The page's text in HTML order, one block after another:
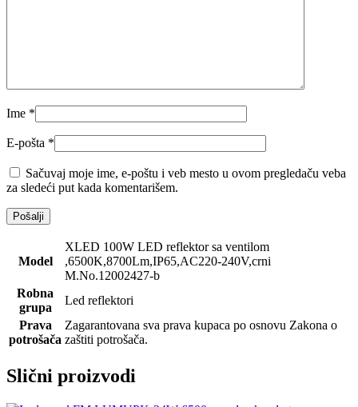
Ime *
E-pošta *
Sačuvaj moje ime, e-poštu i veb mesto u ovom pregledaču veba
za sledeći put kada komentarišem.
Model
XLED 100W LED reflektor sa ventilom
,6500K,8700Lm,IP65,AC220-240V,crni
M.No.12002427-b
Robna
grupa
Led reflektori
Prava
potrošača
Zagarantovana sva prava kupaca po osnovu Zakona o
zaštiti potrošača.
Slični proizvodi